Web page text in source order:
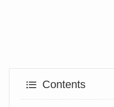
Contents